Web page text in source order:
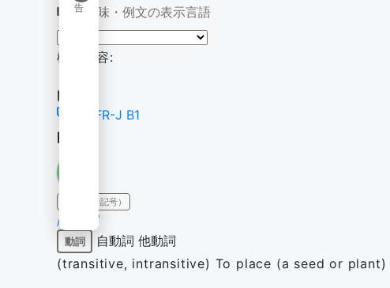
告意味・例文の表示言語
検索内容:
plant
CEFR-J B1
plant
IPA（発音記号）
/plɑːnt/
動詞 自動詞 他動詞
(transitive, intransitive) To place (a seed or